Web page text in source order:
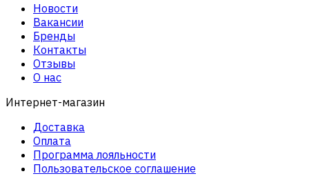
Новости
Вакансии
Бренды
Контакты
Отзывы
О нас
Интернет-магазин
Доставка
Оплата
Программа лояльности
Пользовательское соглашение